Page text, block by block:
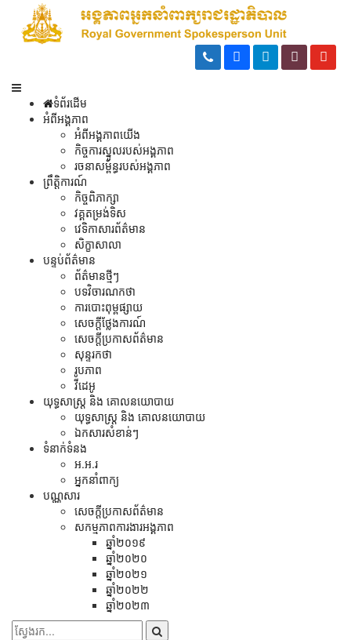
ទំព័រដើម
អំពីអង្គភាព
អំពីអង្គភាពយើង
កិច្ចការស្នូលរបស់អង្គភាព
រចនាសម្ព័ន្ធរបស់អង្គភាព
ព្រឹត្តិការណ៍
កិច្ចពិភាក្សា
វគ្គតម្រង់ទិស
វេទិកាសារព័ត៌មាន
សិក្ខាសាលា
បន្ទប់ព័ត៌មាន
ព័ត៌មានថ្មីៗ
បទវិចារណកថា
ការបោះពុម្ពផ្សាយ
សេចក្តីថ្លែងការណ៍
សេចក្ដីប្រកាសព័ត៌មាន
សុន្ទរកថា
រូបភាព
វីដេអូ
យុទ្ធសាស្រ្ត និង គោលនយោបាយ
យុទ្ធសាស្រ្ត និង គោលនយោបាយ
ឯកសារសំខាន់ៗ
ទំនាក់ទំនង
អ.អ.រ
អ្នកនាំពាក្យ
បណ្ណសារ
សេចក្តីប្រកាសព័ត៌មាន
សកម្មភាពការងារអង្គភាព
ឆ្នាំ២០១៩
ឆ្នាំ២០២០
ឆ្នាំ២០២១
ឆ្នាំ២០២២
ឆ្នាំ២០២៣